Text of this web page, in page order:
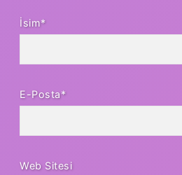
İsim*
E-Posta*
Web Sitesi